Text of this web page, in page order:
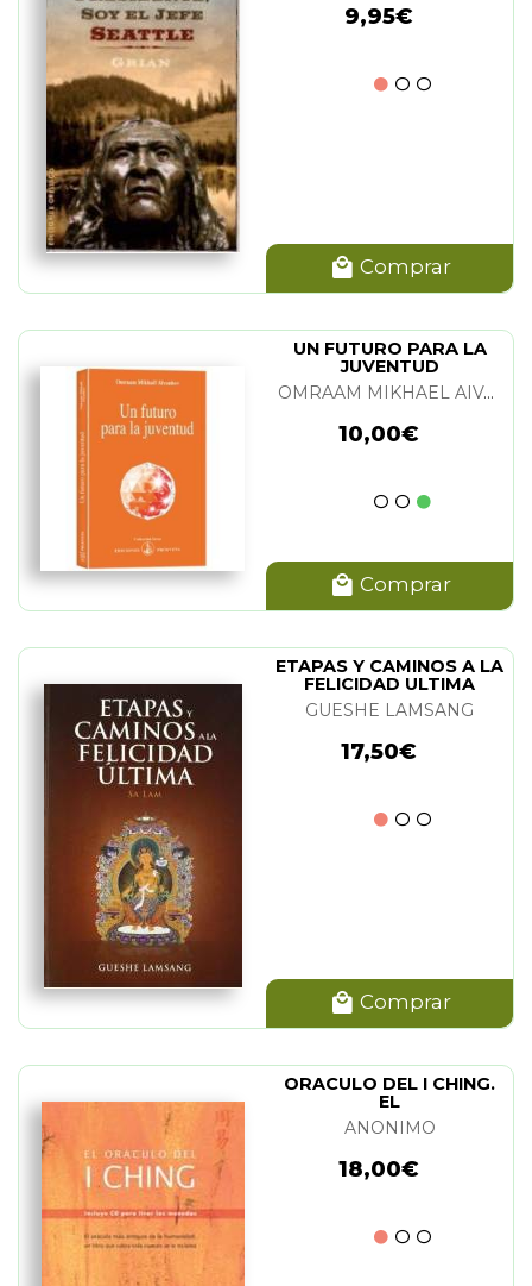
9,95€
Comprar
UN FUTURO PARA LA
JUVENTUD
OMRAAM MIKHAEL AIVANHOV
10,00€
Comprar
ETAPAS Y CAMINOS A LA
FELICIDAD ULTIMA
GUESHE LAMSANG
17,50€
Comprar
ORACULO DEL I CHING.
EL
ANONIMO
18,00€